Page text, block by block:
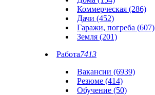
Коммерческая (286)
Дачи (452)
Гаражи, погреба (607)
Земля (201)
Работа7413
Вакансии (6939)
Резюме (414)
Обучение (50)